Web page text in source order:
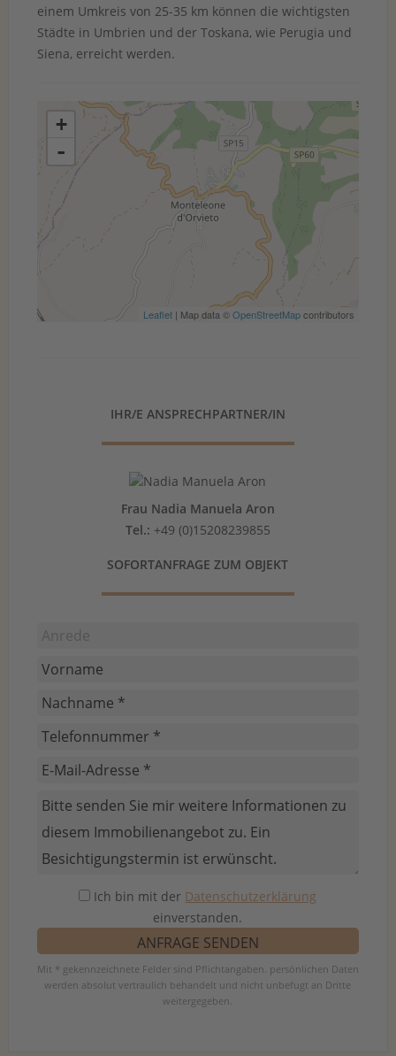
einem Umkreis von 25-35 km können die wichtigsten
Städte in Umbrien und der Toskana, wie Perugia und
Siena, erreicht werden.
+
-
Leaflet | Map data ©OpenStreetMapcontributors
IHR/E ANSPRECHPARTNER/IN
Frau Nadia Manuela Aron
Tel.: +49 (0)15208239855
SOFORTANFRAGE ZUM OBJEKT
Ich bin mit der Datenschutzerklärung
einverstanden.
Mit * gekennzeichnete Felder sind Pflichtangaben. persönlichen Daten
werden absolut vertraulich behandelt und nicht unbefugt an Dritte
weitergegeben.